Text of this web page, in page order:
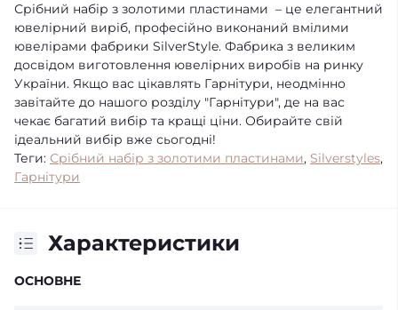
Срібний набір з золотими пластинами – це елегантний
ювелірний виріб, професійно виконаний вмілими
ювелірами фабрики SilverStyle. Фабрика з великим
досвідом виготовлення ювелірних виробів на ринку
України. Якщо вас цікавлять Гарнітури, неодмінно
завітайте до нашого розділу "Гарнітури", де на вас
чекає багатий вибір та кращі ціни. Обирайте свій
ідеальний вибір вже сьогодні!
Теги: Срібний набір з золотими пластинами, Silverstyles,
Гарнітури
Характеристики
ОСНОВНЕ